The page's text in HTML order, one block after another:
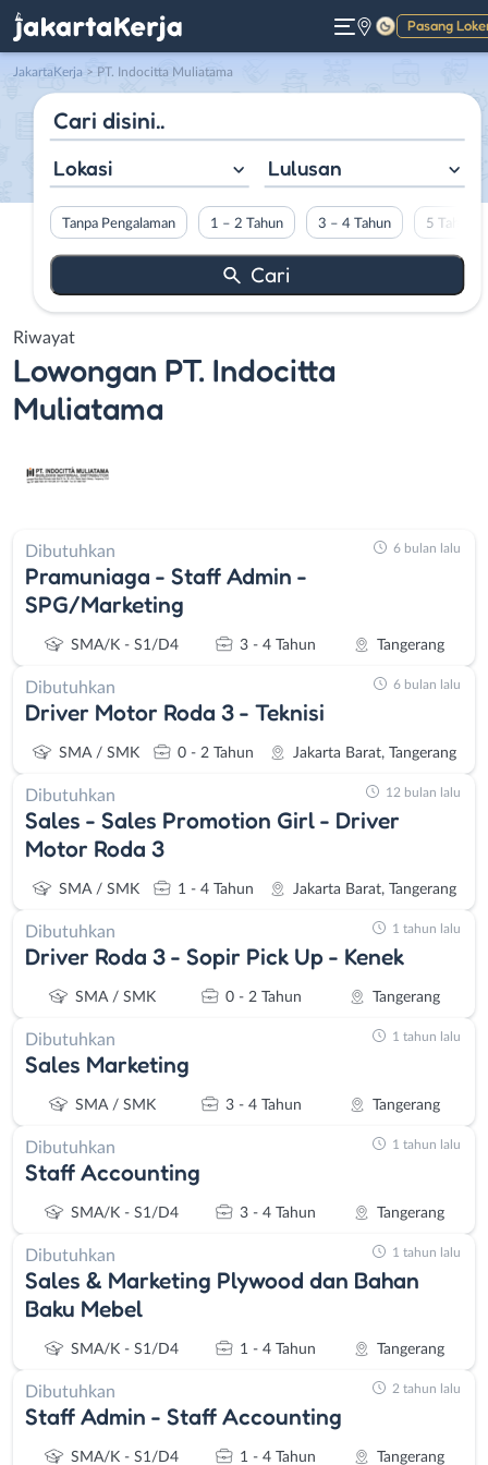
Pasang
Gelap
JakartaKerja > PT. Indocitta Muliatama
Lokasi Lulusan
Tanpa Pengalaman 1 – 2 Tahun 3 – 4 Tahun 5 Tahun
Riwayat
Lowongan PT. Indocitta
Muliatama
Dibutuhkan
Pramuniaga - Staff Admin -
SPG/Marketing
SMA/K - S1/D4 3 - 4 Tahun Tangerang
6 bulan lalu
Dibutuhkan
Driver Motor Roda 3 - Teknisi
SMA / SMK 0 - 2 Tahun Jakarta Barat, Tangerang
6 bulan lalu
Dibutuhkan
Sales - Sales Promotion Girl - Driver
Motor Roda 3
SMA / SMK 1 - 4 Tahun Jakarta Barat, Tangerang
12 bulan lalu
Dibutuhkan
Driver Roda 3 - Sopir Pick Up - Kenek
SMA / SMK 0 - 2 Tahun Tangerang
1 tahun lalu
Dibutuhkan
Sales Marketing
SMA / SMK 3 - 4 Tahun Tangerang
1 tahun lalu
Dibutuhkan
Staff Accounting
SMA/K - S1/D4 3 - 4 Tahun Tangerang
1 tahun lalu
Dibutuhkan
Sales & Marketing Plywood dan Bahan
Baku Mebel
SMA/K - S1/D4 1 - 4 Tahun Tangerang
1 tahun lalu
Dibutuhkan
Staff Admin - Staff Accounting
SMA/K - S1/D4 1 - 4 Tahun Tangerang
2 tahun lalu